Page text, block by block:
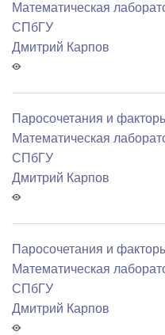
Математичеcкая
СПбГУ
Дмитрий Карпов
Паросочетания и
Математичеcкая
СПбГУ
Дмитрий Карпов
Паросочетания и
Математичеcкая
СПбГУ
Дмитрий Карпов